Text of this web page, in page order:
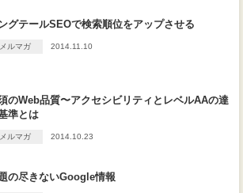
グテールSEOで検索順位をアップさせる
メルマガ 2014.11.10
のWeb品質〜アクセシビリティとレベルAAの達
準とは
メルマガ 2014.10.23
の尽きないGoogle情報